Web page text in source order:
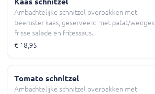
Ambachtelijke schnitzel overbakken met
beemster kaas, geserveerd met patat/wedges,
frisse salade en fritessaus.
€ 18,95
Tomato schnitzel
Ambachtelijke schnitzel overbakken met